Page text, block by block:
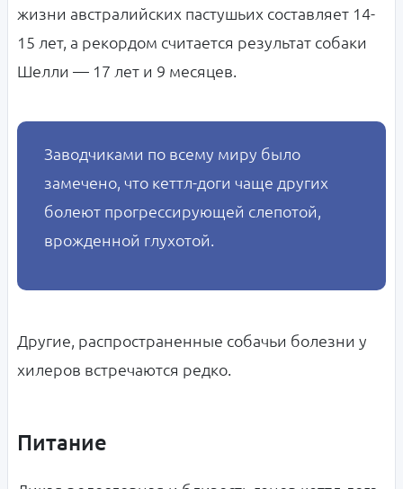
жизни австралийских пастушьих составляет 14-
15 лет, а рекордом считается результат собаки
Шелли — 17 лет и 9 месяцев.
Заводчиками по всему миру было
замечено, что кеттл-доги чаще других
болеют прогрессирующей слепотой,
врожденной глухотой.
Другие, распространенные собачьи болезни у
хилеров встречаются редко.
Питание